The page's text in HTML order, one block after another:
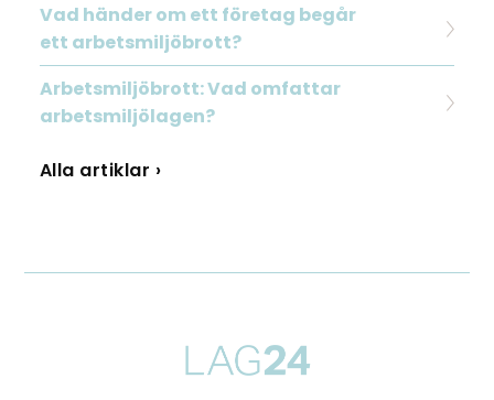
Vad händer om ett företag begår
ett arbetsmiljöbrott?
Arbetsmiljöbrott: Vad omfattar
arbetsmiljölagen?
Alla artiklar ›